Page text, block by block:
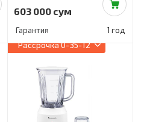
603 000 сум
Гарантия 1 год
Рассрочка0-35-12